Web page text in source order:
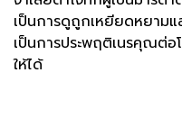
เป็นการดูถูกเหยียดหยามแ
เป็นการประพฤติเนรคุณต่อ
ให้ได้